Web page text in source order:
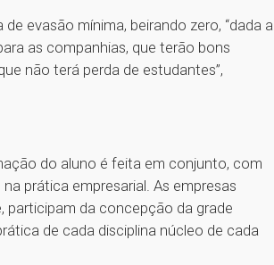
evasão mínima, beirando zero, “dada a
as companhias, que terão bons
não terá perda de estudantes”,
do aluno é feita em conjunto, com
prática empresarial. As empresas
participam da concepção da grade
de cada disciplina núcleo de cada